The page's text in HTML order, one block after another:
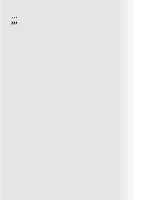
;;;